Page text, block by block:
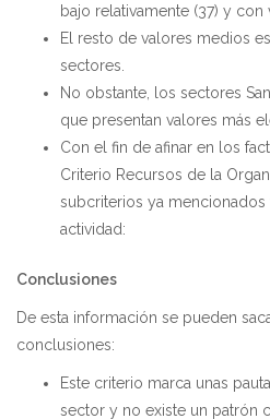
bajo relativamente (37) y
El resto de valores medios
sectores.
No obstante, los sectores
que presentan valores más
Con el fin de afinar en los
Criterio Recursos de la
subcriterios ya
actividad:
Conclusiones
De esta información se pueden
conclusiones:
Este criterio marca unas
sector y no existe un patrón